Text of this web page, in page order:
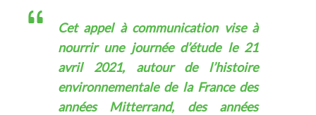
Cet appel à communication vise à
nourrir une journée d’étude le 21
avril 2021, autour de l’histoire
environnementale de la France des
années Mitterrand, des années